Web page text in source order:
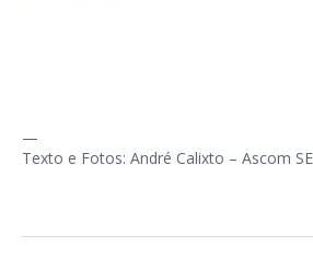
—
Texto e Fotos: André Calixto – Ascom